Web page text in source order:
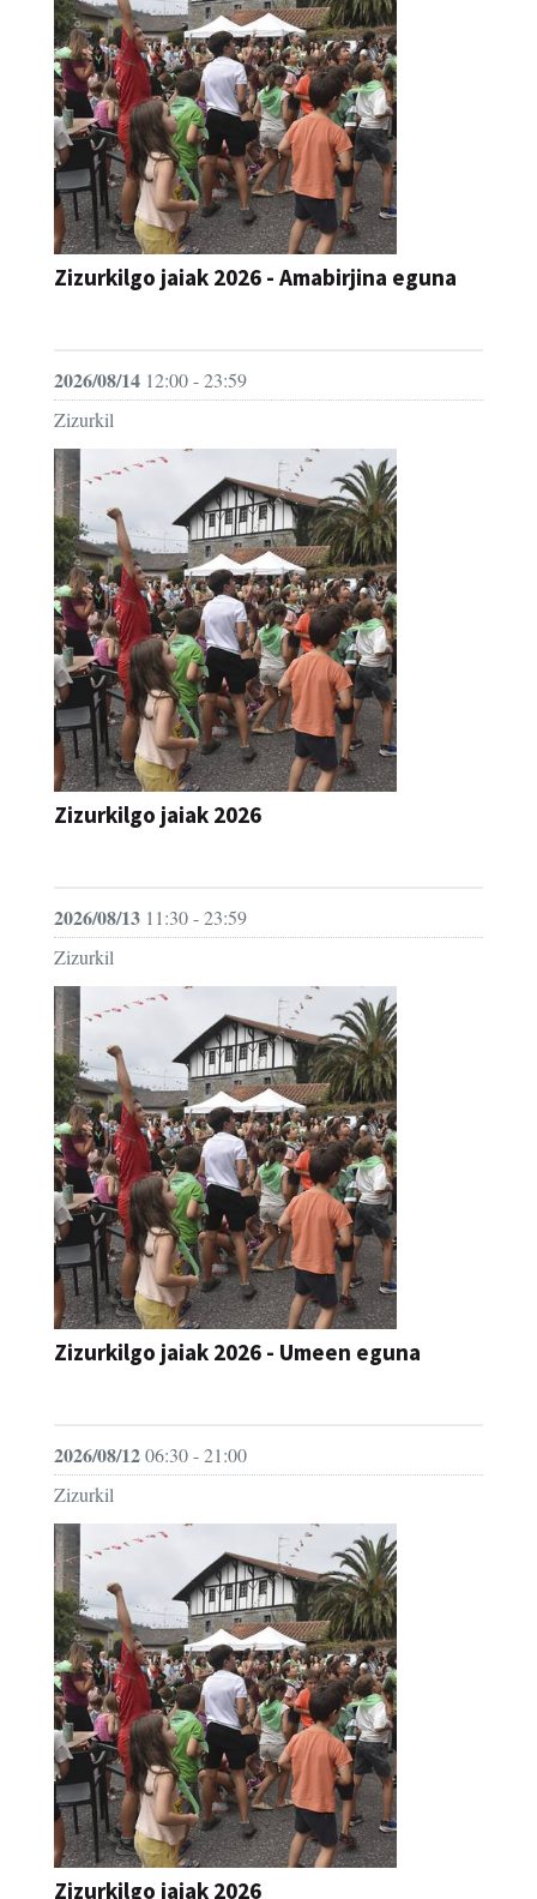
Zizurkilgo jaiak 2026 - Amabirjina eguna
2026/08/14 12:00 - 23:59
Zizurkil
Zizurkilgo jaiak 2026
2026/08/13 11:30 - 23:59
Zizurkil
Zizurkilgo jaiak 2026 - Umeen eguna
2026/08/1206:30 - 21:00
Zizurkil
Zizurkilgo jaiak 2026